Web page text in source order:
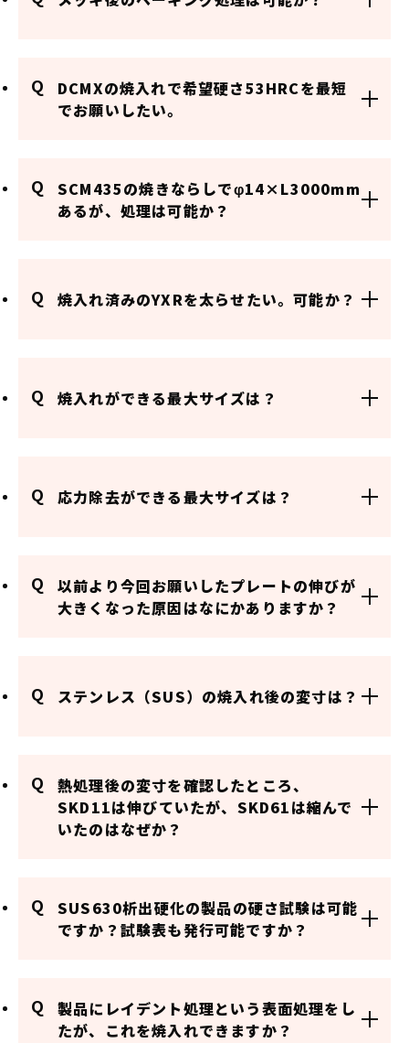
Q
DCMXの焼入れで希望硬さ53HRCを最短
でお願いしたい。
Q
SCM435の焼きならしでφ14×L3000mm
あるが、処理は可能か？
Q 焼入れ済みのYXRを太らせたい。可能か？
Q 焼入れができる最大サイズは？
Q 応力除去ができる最大サイズは？
Q
以前より今回お願いしたプレートの伸びが
大きくなった原因はなにかありますか？
Q ステンレス（SUS）の焼入れ後の変寸は？
Q
熱処理後の変寸を確認したところ、
SKD11は伸びていたが、SKD61は縮んで
いたのはなぜか？
Q
SUS630析出硬化の製品の硬さ試験は可能
ですか？試験表も発行可能ですか？
Q
製品にレイデント処理という表面処理をし
たが、これを焼入れできますか？